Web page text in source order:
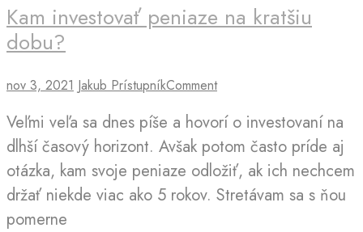
Kam investovať peniaze na kratšiu
dobu?
nov 3, 2021 Jakub PrístupníkComment
Veľmi veľa sa dnes píše a hovorí o investovaní na
dlhší časový horizont. Avšak potom často príde aj
otázka, kam svoje peniaze odložiť, ak ich nechcem
držať niekde viac ako 5 rokov. Stretávam sa s ňou
pomerne